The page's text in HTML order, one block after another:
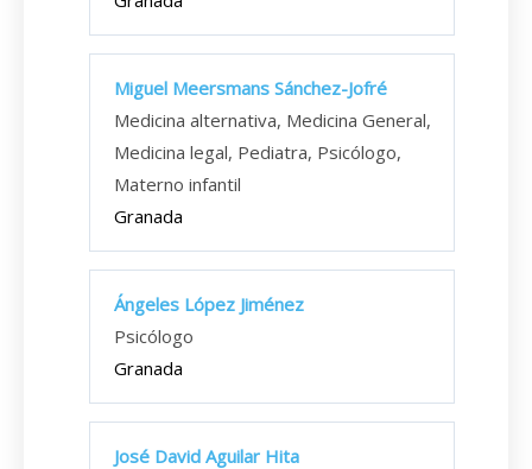
Miguel Meersmans Sánchez-Jofré
Medicina alternativa, Medicina General,
Medicina legal, Pediatra, Psicólogo,
Materno infantil
Granada
Ángeles López Jiménez
Psicólogo
Granada
José David Aguilar Hita